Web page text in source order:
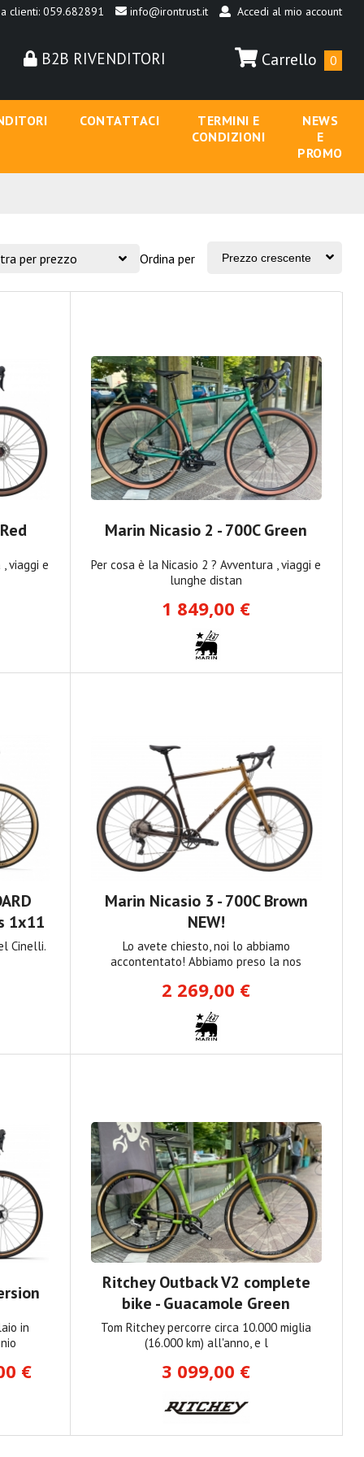
clienti: 059.682891 info@irontrust.it Accedi al mio account
B2B RIVENDITORI Carrello 0
CONTATTACI
TERMINI E
CONDIZIONI
NEWS
E
PROMO
per prezzo Ordina per
viaggi e
Marin Nicasio 2 - 700C Green
Per cosa è la Nicasio 2 ? Avventura , viaggi e
lunghe distan
1 849,00 €
1x11
Cinelli.
Marin Nicasio 3 - 700C Brown
NEW!
Lo avete chiesto, noi lo abbiamo
accontentato! Abbiamo preso la nos
2 269,00 €
in
€
Ritchey Outback V2 complete
bike - Guacamole Green
Tom Ritchey percorre circa 10.000 miglia
(16.000 km) all'anno, e l
3 099,00 €